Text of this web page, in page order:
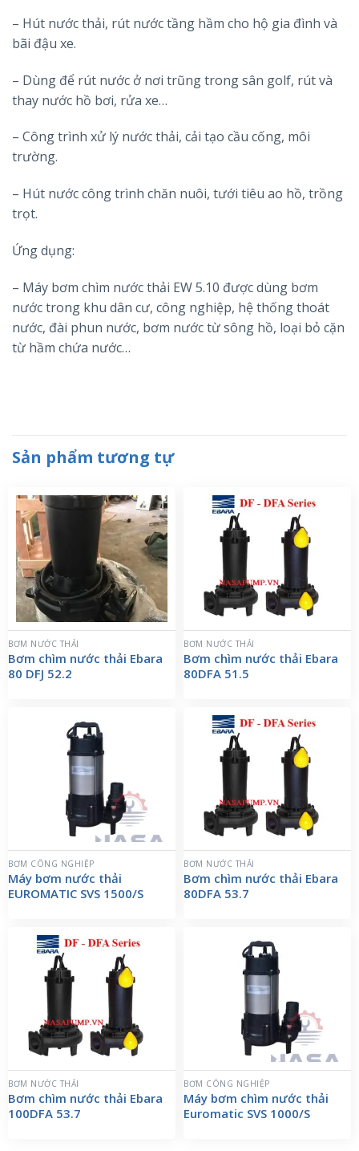
– Hút nước thải, rút nước tầng hầm cho hộ gia đình và
bãi đậu xe.
– Dùng để rút nước ở nơi trũng trong sân golf, rút và
thay nước hồ bơi, rửa xe…
– Công trình xử lý nước thải, cải tạo cầu cống, môi
trường.
– Hút nước công trình chăn nuôi, tưới tiêu ao hồ, trồng
trọt.
Ứng dụng:
– Máy bơm chìm nước thải EW 5.10 được dùng bơm
nước trong khu dân cư, công nghiệp, hệ thống thoát
nước, đài phun nước, bơm nước từ sông hồ, loại bỏ cặn
từ hầm chứa nước…
Sản phẩm tương tự
BƠM NƯỚC THẢI
Bơm chìm nước thải Ebara
80 DFJ 52.2
BƠM NƯỚC THẢI
Bơm chìm nước thải Ebara
80DFA 51.5
BƠM CÔNG NGHIỆP
Máy bơm nước thải
EUROMATIC SVS 1500/S
BƠM NƯỚC THẢI
Bơm chìm nước thải Ebara
80DFA 53.7
BƠM NƯỚC THẢI
Bơm chìm nước thải Ebara
100DFA 53.7
BƠM CÔNG NGHIỆP
Máy bơm chìm nước thải
Euromatic SVS 1000/S